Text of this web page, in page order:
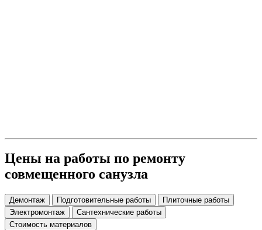
Цены на работы по ремонту
совмещенного санузла
Демонтаж Подготовительные работы
Плиточные работы
Электромонтаж
Сантехнические работы
Стоимость материалов